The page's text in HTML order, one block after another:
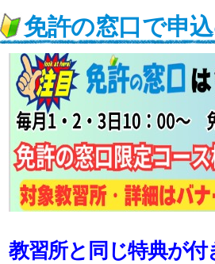
免許の窓口で申
教習所と同じ特典が付